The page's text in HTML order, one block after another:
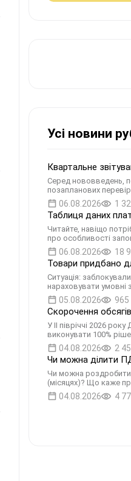
Усі новини
Квартальне
Серед нововведень,
позапланових
06.08.2026 1
Таблиця даних
Читайте, навіщо
про особливості
06.08.2026 18
Товари придбано
Ситуація:
нараховувати умовні
05.08.2026 965
Скорочення
У II півріччі 2026
виконувати 100%
04.08.2026 2
Чи можна ділити
Чи можна роздробити
(місяцях)? Що каже
04.08.2026 4